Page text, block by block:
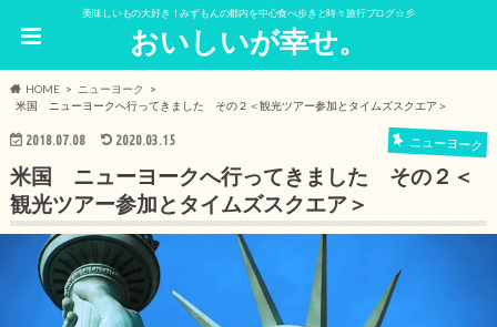
美味しいもの大好き！みずもんの都内を中心食べ歩きと時々旅行ブログ☆彡
おいしいが幸せ。
HOME
ニューヨーク
米国 ニューヨークへ行ってきました その２＜観光ツアー参加とタイムズスクエア＞
2018.07.08 2020.03.15 ニューヨーク
米国 ニューヨークへ行ってきました その２＜
観光ツアー参加とタイムズスクエア＞